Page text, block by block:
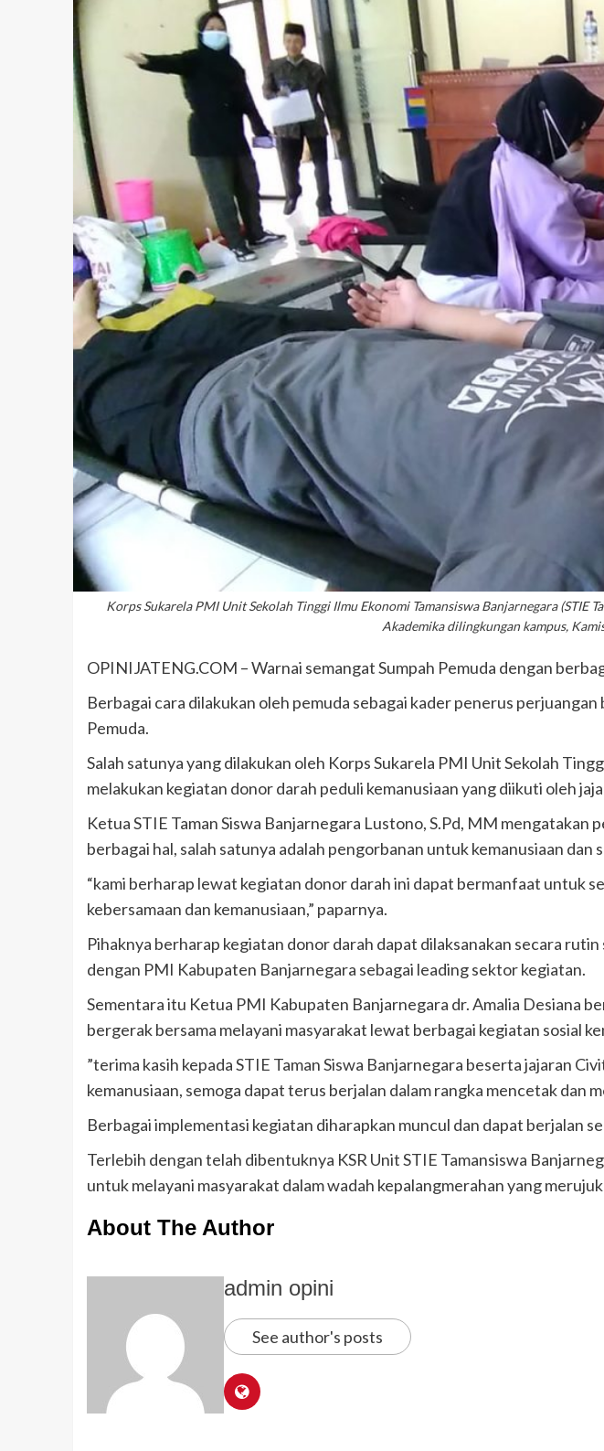
Korps Sukarela PMI Unit Sekolah Tinggi Ilmu Ekonomi Tamansiswa Banjarnegara
Akademika dilingkungan kampus,
OPINIJATENG.COM – Warnai semangat Sumpah Pemuda dengan
Berbagai cara dilakukan oleh pemuda sebagai kader penerus
Pemuda.
Salah satunya yang dilakukan oleh Korps Sukarela PMI Unit Sekolah
melakukan kegiatan donor darah peduli kemanusiaan yang diikuti oleh
Ketua STIE Taman Siswa Banjarnegara Lustono, S.Pd, MM
berbagai hal, salah satunya adalah pengorbanan untuk kemanusiaan dan
“kami berharap lewat kegiatan donor darah ini dapat bermanfaat untuk
kebersamaan dan kemanusiaan,” paparnya.
Pihaknya berharap kegiatan donor darah dapat dilaksanakan secara
dengan PMI Kabupaten Banjarnegara sebagai leading sektor kegiatan.
Sementara itu Ketua PMI Kabupaten Banjarnegara dr. Amalia Desiana
bergerak bersama melayani masyarakat lewat berbagai kegiatan sosial
”terima kasih kepada STIE Taman Siswa Banjarnegara beserta jajaran
kemanusiaan, semoga dapat terus berjalan dalam rangka mencetak dan
Berbagai implementasi kegiatan diharapkan muncul dan dapat berjalan
Terlebih dengan telah dibentuknya KSR Unit STIE Tamansiswa
untuk melayani masyarakat dalam wadah kepalangmerahan yang
About The Author
admin opini
See author's posts